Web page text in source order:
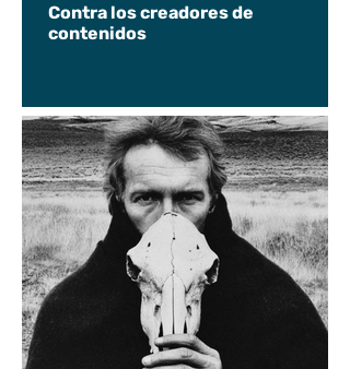
Contra los creadores de
contenidos